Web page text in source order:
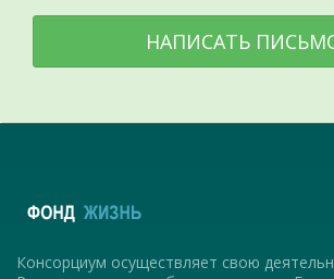
НАПИСАТЬ
Консорциум осуществляет свою